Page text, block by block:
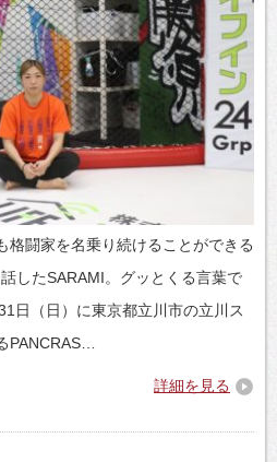
格闘家を名乗り続けることができる
したSARAMI。グッとくる言葉で
日（日）に東京都立川市の立川ス
PANCRAS…
詳細を見る